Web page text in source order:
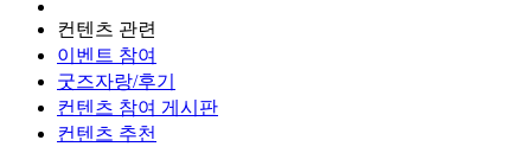
컨텐츠 관련
이벤트 참여
굿즈자랑/후기
컨텐츠 참여 게시판
컨텐츠 추천